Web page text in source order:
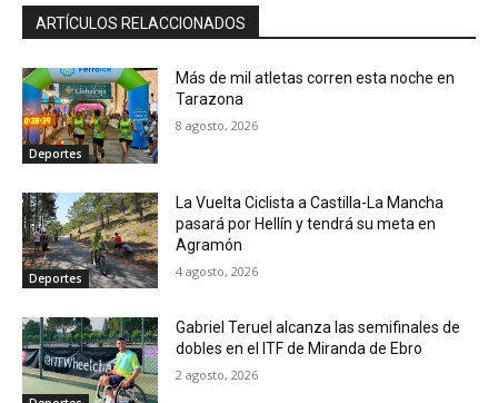
ARTÍCULOS RELACCIONADOS
Deportes
Más de mil atletas corren esta noche en
Tarazona
8 agosto, 2026
Deportes
La Vuelta Ciclista a Castilla-La Mancha
pasará por Hellín y tendrá su meta en
Agramón
4 agosto, 2026
Gabriel Teruel alcanza las semifinales de
dobles en el ITF de Miranda de Ebro
2 agosto, 2026